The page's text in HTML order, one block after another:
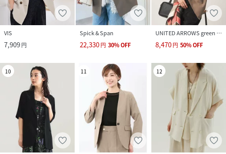
VIS
7,909円
Spick & Span
22,330円 30%OFF
UNITED ARROWS green label relaxing
8,470円 50%OFF
10 11 12